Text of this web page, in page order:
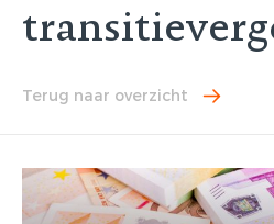
Terug naar overzicht